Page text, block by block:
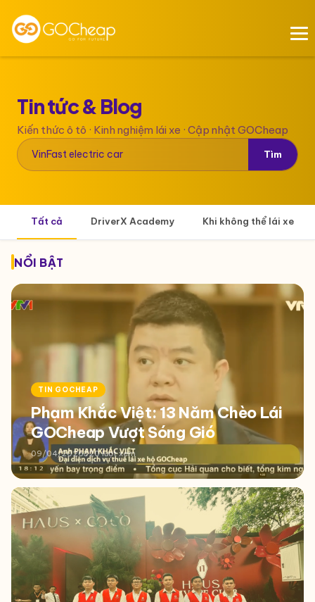
Tin tức & Blog
Kiến thức ô tô · Kinh nghiệm lái xe · Cập nhật GOCheap
Tìm
Tất cả DriverX Academy Khi không thể lái xe
NỔI BẬT
TIN GOCHEAP
Phạm Khắc Việt: 13 Năm Chèo Lái
GOCheap Vượt Sóng Gió
09/04/2026320 lượt xem